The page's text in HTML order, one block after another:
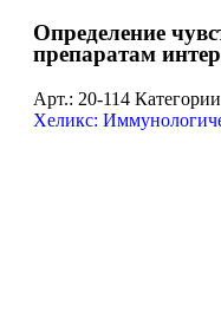
Определение
препаратам
Арт.: 20-114
Хеликс: